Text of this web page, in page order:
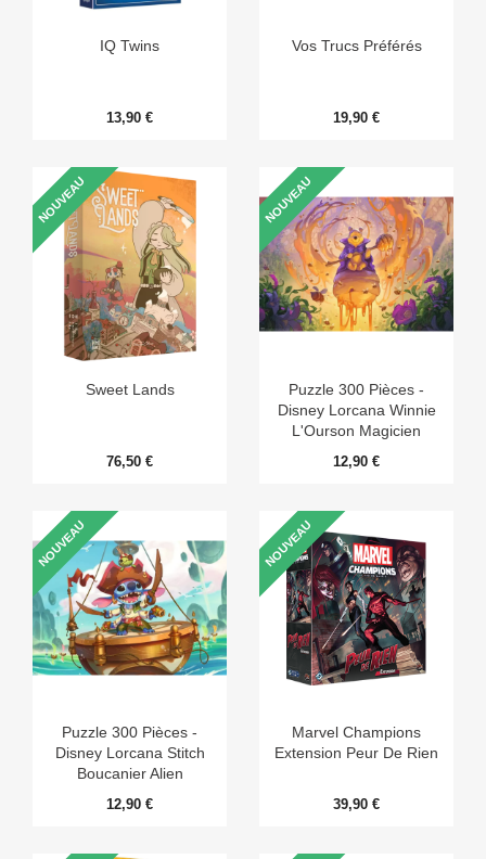
IQ Twins
13,90 €
Vos Trucs Préférés
19,90 €
Sweet Lands
76,50 €
NOUVEAU
Puzzle 300 Pièces -
Disney Lorcana Winnie
L'Ourson Magicien
12,90 €
NOUVEAU
Puzzle 300 Pièces -
Disney Lorcana Stitch
Boucanier Alien
12,90 €
NOUVEAU
Marvel Champions
Extension Peur De Rien
39,90 €
NOUVEAU